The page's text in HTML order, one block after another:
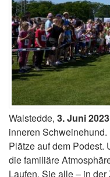
Walstedde, 3. Juni 2023
inneren
Plätze auf dem Podest.
die familiäre
Laufen. Sie alle – in